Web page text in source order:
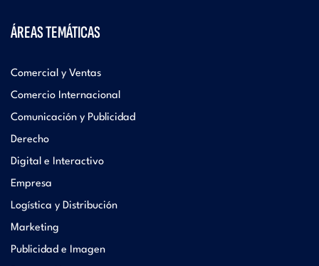
ÁREAS TEMÁTICAS
Comercial y Ventas
Comercio Internacional
Comunicación y Publicidad
Derecho
Digital e Interactivo
Empresa
Logística y Distribución
Marketing
Publicidad e Imagen